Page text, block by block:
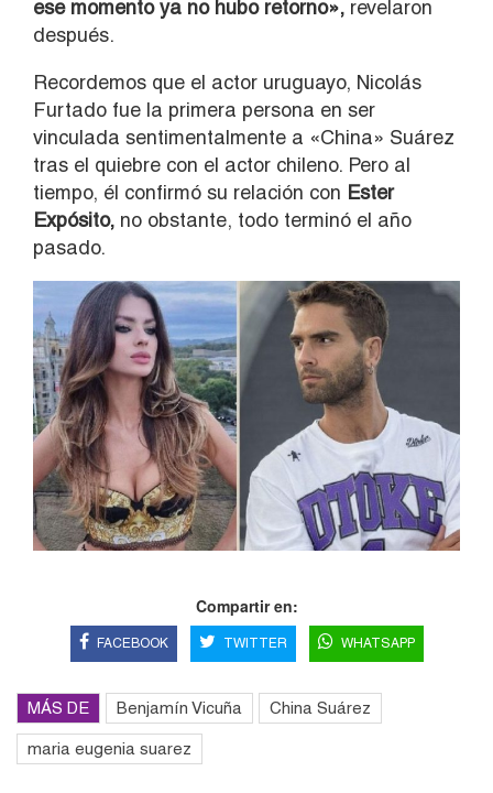
ese momento ya no hubo retorno», revelaron
después.
Recordemos que el actor uruguayo, Nicolás
Furtado fue la primera persona en ser
vinculada sentimentalmente a «China» Suárez
tras el quiebre con el actor chileno. Pero al
tiempo, él confirmó su relación con Ester
Expósito, no obstante, todo terminó el año
pasado.
Compartir en:
FACEBOOK TWITTER WHATSAPP
MÁS DE Benjamín Vicuña China Suárez
maria eugenia suarez